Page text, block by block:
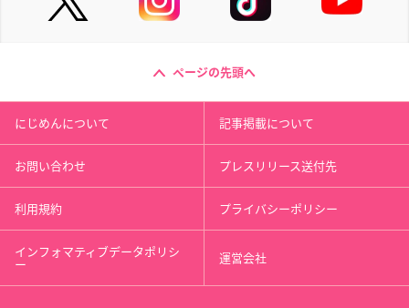
ページの先頭へ
にじめんについて 記事掲載について
お問い合わせ プレスリリース送付先
利用規約 プライバシーポリシー
インフォマティブデータポリシ
ー 運営会社